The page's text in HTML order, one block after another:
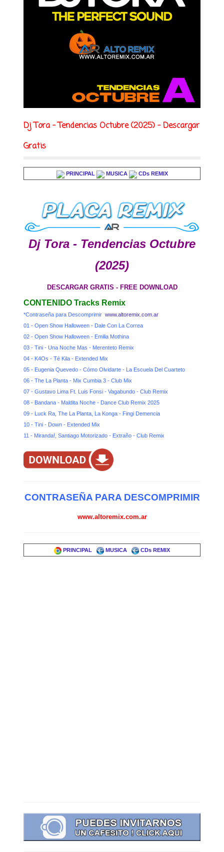
Dj Tora - Tendencias Octubre (2025) - Descargar
Gratis
PRINCIPAL MUSICA CDs REMIX
Dj Tora - Tendencias Octubre
(2025)
DESCARGAR GRATIS - FREE DOWNLOAD
CONTENIDO Tracks Remix
*Contraseña para Descomprimir www.altoremix.com.ar
01 - Open Show Halloween - Dale Con La Correa
02 - Open Show Halloween - Emilia Mothina
03 - Tini - Una Noche Mas - Merenteto Remix
04 - K4Os - Té Kila - Extended Mix
05 - Eugenia Quevedo - Cómo Olvidarte - La Escuela Del Cuarteto
06 - The La Planta - Mix Cumbia 3 - Club Mix
07 - Gustavo Lima Ft. Luis Fonsi - Vagabundo - Club Remix
08 - Bandana - Maldita Noche - Dance Club Remix 2025
09 - Luck Ra, The La Planta, La Konga - Fingi Demencia
10 - Tini - Down - Extended Mix
11 - Miranda!, Santiago Motorizado - Extraño - Club Remix
CONTRASEÑA PARA DESCOMPRIMIR
www.altoremix.com.ar
PRINCIPAL MUSICA CDs REMIX